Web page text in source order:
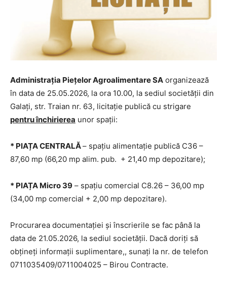
Administrația Piețelor AgroalimentareSA organizează
în data de 25.05.2026, la ora 10.00, la sediul societăţii din
Galaţi, str. Traian nr. 63, licitaţie publică cu strigare
pentru închirierea unor spații:
* PIAȚA CENTRALĂ– spațiu alimentație publică C36 –
87,60 mp (66,20 mp alim. pub. + 21,40 mp depozitare);
* PIAȚA Micro 39 – spațiu comercial C8.26 – 36,00 mp
(34,00 mp comercial + 2,00 mp depozitare).
Procurarea documentaţiei şi înscrierile se fac până la
data de 21.05.2026, la sediul societăţii. Dacă doriți să
obțineți informații suplimentare,, sunați la nr. de telefon
0711035409/0711004025 – Birou Contracte.